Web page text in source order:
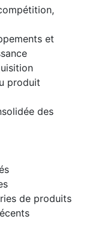
et
produit
des
de produits